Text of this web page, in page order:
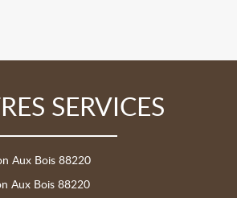
SERVICES
Aux Bois 88220
Aux Bois 88220